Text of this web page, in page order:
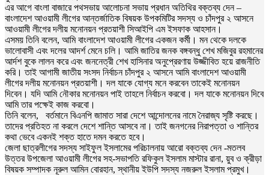
এর আগে বাংলা বাজারে পথসভায় আলোচনা সভায় প্রধান অতিথির বক্তব্য দেন –
বাংলাদেশ আওয়ামী লীগের আন্তর্জাতিক বিষয়ক উপকমিটির সদস্য ও চাঁদপুর ২ আসনে
আওয়ামী লীগের দলীয় মনোনয়ন প্রতয়াশী সিআইপি এম ইসফাক আহসান।
এসময় তিনি বলেন, আমি বাংলাদেশ আওয়ামী লীগের একজন কর্মী। মন থেকে দলকে
ভালোবাসী এবং দলের আদর্শ মেনে চলি। আমি জাতির জনক বঙ্গবন্ধু শেখ মজিবুর রহমানের
আর্দশ বুকে লালন করে এবং জননেত্রী শেখ হাসিনার অনুপ্রেরণায় উজ্জীবিত হয়ে রাজনীতি
করি। তাই আগামী জাতীয় সংসদ নির্বাচন চাঁদপুর ২ আসনে আমি বাংলাদেশ আওয়ামী
লীগের দলীয় মনোনয়ন প্রতয়াশী। দল যাকে যোগ্য মনে করবেন তাকেই মনোনয়ন
দিবেন। যদি আমি নৌকার মনোনয়ন পাই তাহলে নির্বাচন করবো। দল যাকে মনোনয়ন দিবে
আমি তার পক্ষেই কাজ করবো।
তিনি বলেন, বর্তমানে বিএনপি জামাত সারা দেশে আন্দোলনের নামে নৈরাজ্য সৃষ্টি করছে।
তাদের প্রতিহত না করলে দেশে শান্তি আসবে না। তাই জনগনের নিরাপত্তা ও শান্তির
কথা ভেবে একনই শক্ত হাতে দমন করতে হবে।
জেলা ছাত্রলীগের সদস্য সাইফুল ইসলামের পরিচালনায় আরো বক্তব্য দেন -মতলব
উত্তর উপজেলা আওয়ামী লীগের সহ-সভাপতি রফিকুল ইসলাম মাস্টার রানা, য়ুব ও ক্রীড়া
বিষয়ক সম্পাদক নূরুল আমিন বোরহান, স্থানীয় ইউপি সদস্য নজরুল ইসলাম প্রমুখ।